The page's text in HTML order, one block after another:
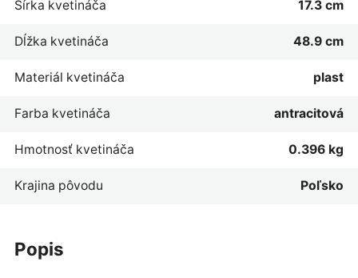
popis
Šírka kvetináča 17.3 cm
Dĺžka kvetináča 48.9 cm
Materiál kvetináča plast
Farba kvetináča antracitová
Hmotnosť kvetináča 0.396 kg
Krajina pôvodu Poľsko